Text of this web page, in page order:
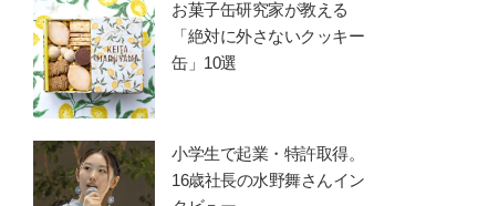
お菓子缶研究家が教える
「絶対に外さないクッキー
缶」10選
小学生で起業・特許取得。
16歳社長の水野舞さんイン